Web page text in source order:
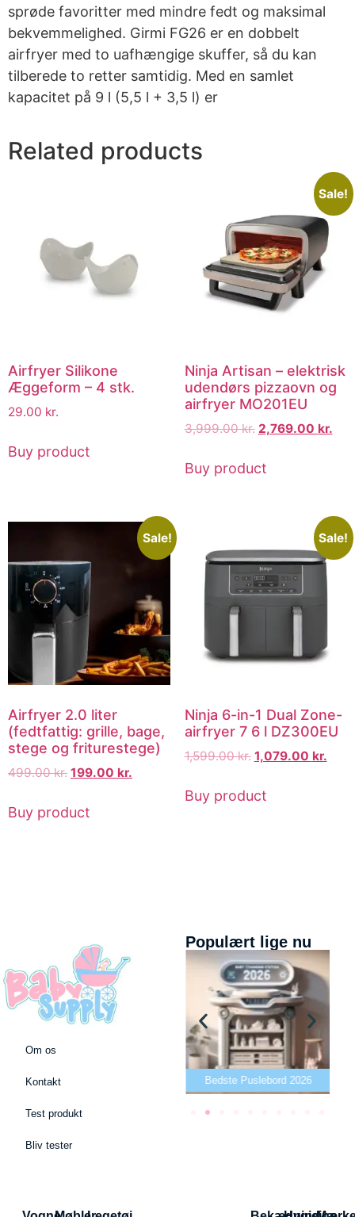
sprøde favoritter med mindre fedt og maksimal
bekvemmelighed. Girmi FG26 er en dobbelt
airfryer med to uafhængige skuffer, så du kan
tilberede to retter samtidig. Med en samlet
kapacitet på 9 l (5,5 l + 3,5 l) er
Related products
Airfryer Silikone
Æggeform – 4 stk.
29.00 kr.
Buy product
Sale!
Ninja Artisan – elektrisk
udendørs pizzaovn og
airfryer MO201EU
3,999.00kr. 2,769.00 kr.
Buy product
Sale!
Airfryer 2.0 liter
(fedtfattig: grille, bage,
stege og friturestege)
499.00kr. 199.00 kr.
Buy product
Sale!
Ninja 6-in-1 Dual Zone-
airfryer 7 6 l DZ300EU
1,599.00kr. 1,079.00 kr.
Buy product
Om os
Kontakt
Test produkt
Bliv tester
Populært lige nu
Bedste Bidering 2026 Bedste Puslebord 2026